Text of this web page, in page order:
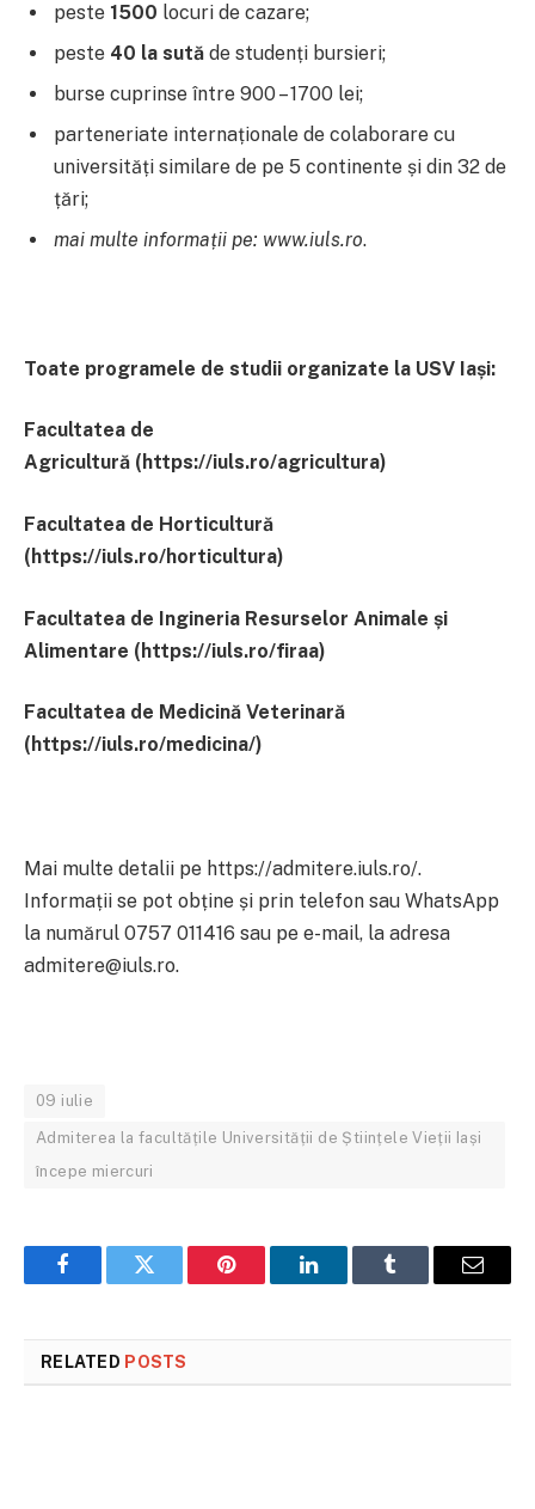
peste 1500 locuri de cazare;
peste 40 la sută de studenți bursieri;
burse cuprinse între 900 – 1700 lei;
parteneriate internaționale de colaborare cu
universități similare de pe 5 continente și din 32 de
țări;
mai multe informații pe: www.iuls.ro.
Toate programele de studii organizate la USV Iași:
Facultatea de
Agricultură (https://iuls.ro/agricultura)
Facultatea de Horticultură
(https://iuls.ro/horticultura)
Facultatea de Ingineria Resurselor Animale și
Alimentare (https://iuls.ro/firaa)
Facultatea de Medicină Veterinară
(https://iuls.ro/medicina/)
Mai multe detalii pe https://admitere.iuls.ro/.
Informații se pot obține și prin telefon sau WhatsApp
la numărul 0757 011416 sau pe e-mail, la adresa
admitere@iuls.ro.
09 iulie
Admiterea la facultățile Universității de Științele Vieții Iași
începe miercuri
FacebookTwitter Pinterest LinkedInTumblr Email
RELATED POSTS